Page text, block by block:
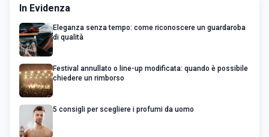
In Evidenza
Eleganza senza tempo: come riconoscere un guardaroba
di qualità
Festival annullato o line-up modificata: quando è possibile
chiedere un rimborso
5 consigli per scegliere i profumi da uomo